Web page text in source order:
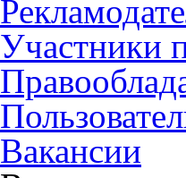
Участники
Вакансии